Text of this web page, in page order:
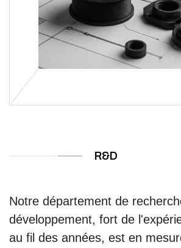
R&D
Notre département de
développement, fort de
au fil des années, est en